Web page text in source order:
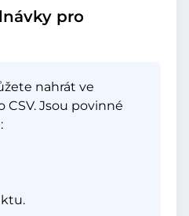
pro
nahrát ve
Jsou povinné